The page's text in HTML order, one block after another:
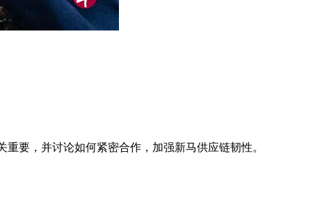
要，并讨论如何紧密合作，加强新马供应链韧性。